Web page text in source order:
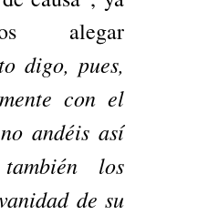
alegar
digo, pues,
con el
andéis así
los
de su